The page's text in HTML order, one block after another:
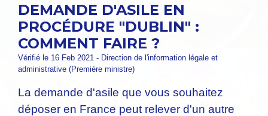
DEMANDE D'ASILE EN
PROCÉDURE "DUBLIN" :
COMMENT FAIRE ?
Vérifié le 16 Feb 2021 - Direction de l'information légale et
administrative (Première ministre)
La demande d'asile que vous souhaitez
déposer en France peut relever d'un autre